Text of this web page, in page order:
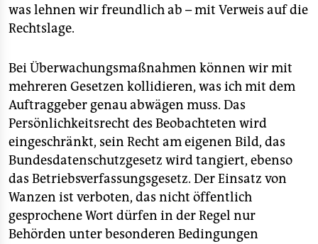
was lehnen wir freundlich ab – mit Verweis auf die
Rechtslage.
Bei Überwachungsmaßnahmen können wir mit
mehreren Gesetzen kollidieren, was ich mit dem
Auftraggeber genau abwägen muss. Das
Persönlichkeitsrecht des Beobachteten wird
eingeschränkt, sein Recht am eigenen Bild, das
Bundesdatenschutzgesetz wird tangiert, ebenso
das Betriebsverfassungsgesetz. Der Einsatz von
Wanzen ist verboten, das nicht öffentlich
gesprochene Wort dürfen in der Regel nur
Behörden unter besonderen Bedingungen